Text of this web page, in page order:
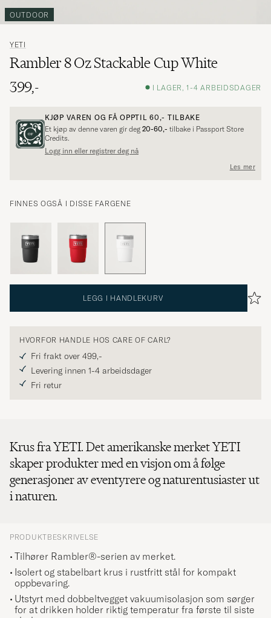
OUTDOOR
YETI
Rambler 8 Oz Stackable Cup White
399,-
I LAGER, 1-4 ARBEIDSDAGER
KJØP VAREN OG FÅ OPPTIL60,- TILBAKE
Et kjøp av denne varen gir deg 20-60,- tilbake i Passport Store
Credits.
Logg inn eller registrer deg nå
Les mer
FINNES OGSÅ I DISSE FARGENE
LEGG I HANDLEKURV
HVORFOR HANDLE HOS CARE OF CARL?
Fri frakt over 499,-
Levering innen 1-4 arbeidsdager
Fri retur
Krus fra YETI. Det amerikanske merket YETI
skaper produkter med en visjon om å følge
generasjoner av eventyrere og naturentusiaster ut
i naturen.
PRODUKTBESKRIVELSE
Tilhører Rambler®-serien av merket.
Isolert og stabelbart krus i rustfritt stål for kompakt
oppbevaring.
Utstyrt med dobbeltvegget vakuumisolasjon som sørger
for at drikken holder riktig temperatur fra første til siste